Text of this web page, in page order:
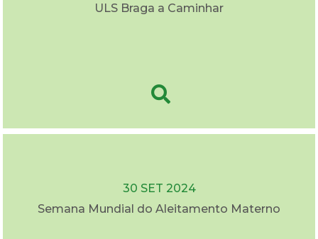
ULS Braga a Caminhar
30 SET 2024
Semana Mundial do Aleitamento Materno